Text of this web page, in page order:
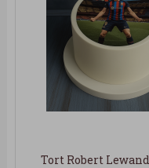
Tort Robert